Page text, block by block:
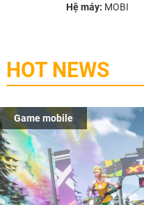
Hệ máy: MOBI
HOT NEWS
Game mobile